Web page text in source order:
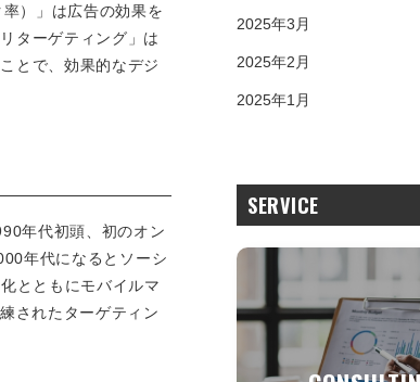
）」は広告の効果を
ターゲティング」は
とで、効果的なデジ
年代初頭、初のオン
年代になるとソーシ
とともにモバイルマ
されたターゲティン
2025年3月
2025年2月
2025年1月
SERVICE